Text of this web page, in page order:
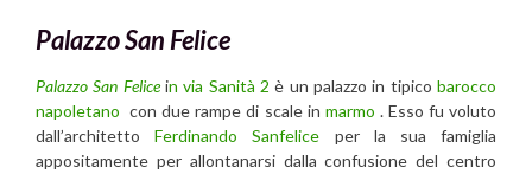
Palazzo San Felice
Palazzo San Felicein via Sanità 2 è un palazzo in tipicobarocco
napoletano con due rampe di scale in marmo . Esso fu voluto
dall’architettoFerdinando Sanfelice per la sua famiglia
appositamente per allontanarsi dalla confusione del centro